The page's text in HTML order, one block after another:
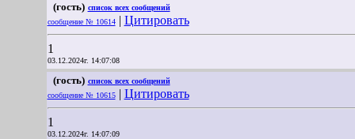
(гость) список всех сообщений
сообщение № 10614| Цитировать
1
03.12.2024г. 14:07:08
(гость) список всех сообщений
сообщение № 10615| Цитировать
1
03.12.2024г. 14:07:09